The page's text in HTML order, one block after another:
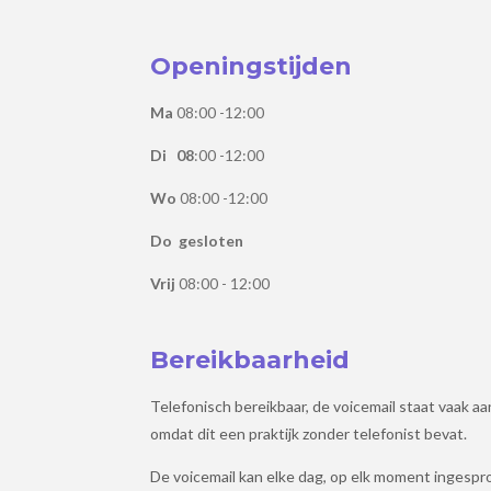
Openingstijden
Ma 08:00 -12:00
Di 08:00 -12:00
Wo 08:00 -12:00
Do gesloten
Vrij 08:00 - 12:00
Bereikbaarheid
Telefonisch bereikbaar, de voicemail staat vaak
omdat dit een praktijk zonder telefonist bevat.
De voicemail kan elke dag, op elk moment